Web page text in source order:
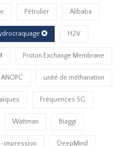
Pétrolier Alibaba
H2V
Proton Exchange Membrane
ANOPC unité de méthanation
Fréquences 5G
Wattman Biaggi
impression DeepMind